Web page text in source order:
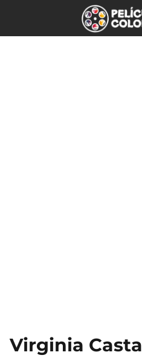
Virginia Casta